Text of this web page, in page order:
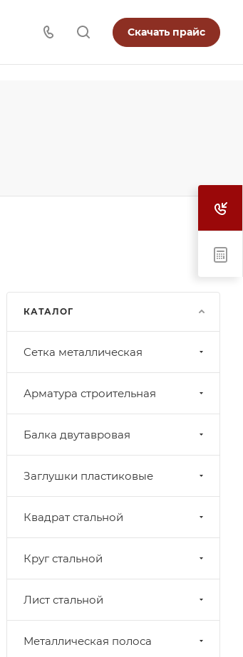
Скачать прайс
КАТАЛОГ
Cетка металлическая
Арматура строительная
Балка двутавровая
Заглушки пластиковые
Квадрат стальной
Круг стальной
Лист стальной
Металлическая полоса